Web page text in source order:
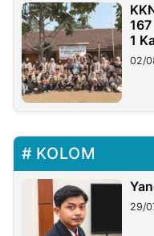
1
02/
KOLOM
29/